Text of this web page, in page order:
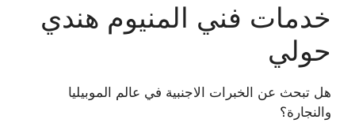
خدمات فني المنيوم هندي
حولي
هل تبحث عن الخبرات الاجنبية في عالم الموبيليا
والنجارة؟